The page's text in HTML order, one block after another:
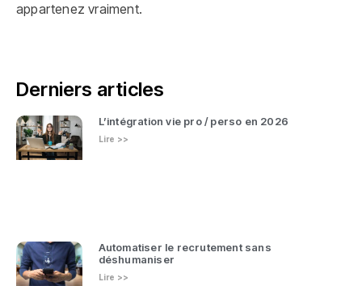
appartenez vraiment.
Derniers articles
L’intégration vie pro / perso en 2026
Lire >>
Automatiser le recrutement sans
déshumaniser
Lire >>